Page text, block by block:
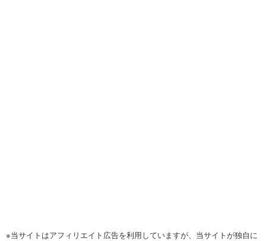
※当サイトはアフィリエイト広告を利用していますが、当サイトが独自に